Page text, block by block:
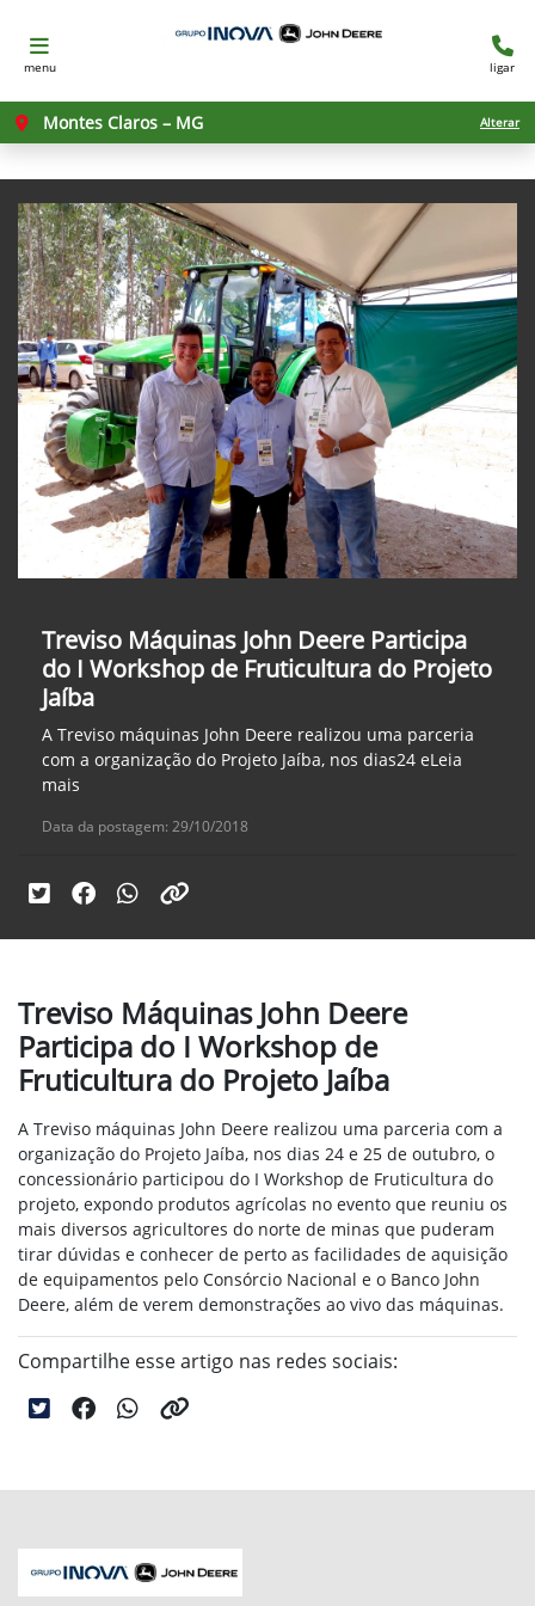
menu ligar
Montes Claros – MG Alterar
Treviso Máquinas John Deere Participa
do I Workshop de Fruticultura do Projeto
Jaíba
A Treviso máquinas John Deere realizou uma parceria
com a organização do Projeto Jaíba, nos dias24 eLeia
mais
Data da postagem: 29/10/2018
Treviso Máquinas John Deere
Participa do I Workshop de
Fruticultura do Projeto Jaíba
A Treviso máquinas John Deere realizou uma parceria com a
organização do Projeto Jaíba, nos dias 24 e 25 de outubro, o
concessionário participou do I Workshop de Fruticultura do
projeto, expondo produtos agrícolas no evento que reuniu os
mais diversos agricultores do norte de minas que puderam
tirar dúvidas e conhecer de perto as facilidades de aquisição
de equipamentos pelo Consórcio Nacional e o Banco John
Deere, além de verem demonstrações ao vivo das máquinas.
Compartilhe esse artigo nas redes sociais: